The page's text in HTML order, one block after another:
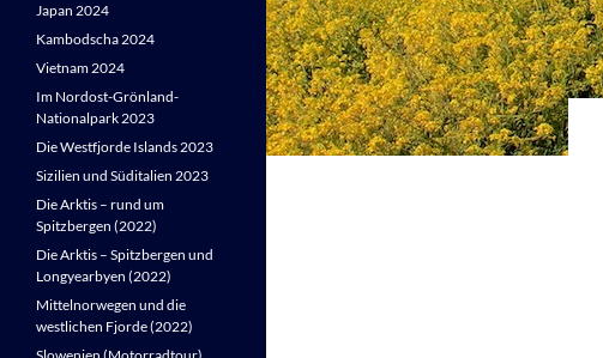
Japan 2024
Kambodscha 2024
Vietnam 2024
Im Nordost-Grönland-
Nationalpark 2023
Die Westfjorde Islands 2023
Sizilien und Süditalien 2023
Die Arktis – rund um
Spitzbergen (2022)
Die Arktis – Spitzbergen und
Longyearbyen (2022)
Mittelnorwegen und die
westlichen Fjorde (2022)